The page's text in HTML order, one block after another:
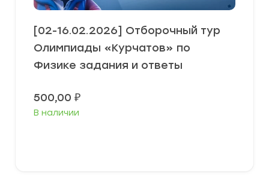
[02-16.02.2026] Отборочный тур
Олимпиады «Курчатов» по
Физике задания и ответы
500,00 ₽
В наличии